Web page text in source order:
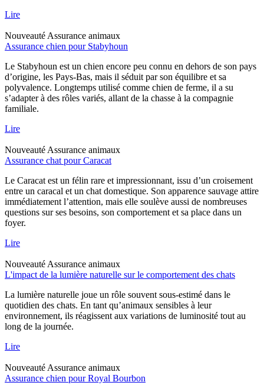
Lire
Nouveauté Assurance animaux
Assurance chien pour Stabyhoun
Le Stabyhoun est un chien encore peu connu en dehors de son pays
d’origine, les Pays-Bas, mais il séduit par son équilibre et sa
polyvalence. Longtemps utilisé comme chien de ferme, il a su
s’adapter à des rôles variés, allant de la chasse à la compagnie
familiale.
Lire
Nouveauté Assurance animaux
Assurance chat pour Caracat
Le Caracat est un félin rare et impressionnant, issu d’un croisement
entre un caracal et un chat domestique. Son apparence sauvage attire
immédiatement l’attention, mais elle soulève aussi de nombreuses
questions sur ses besoins, son comportement et sa place dans un
foyer.
Lire
Nouveauté Assurance animaux
L'impact de la lumière naturelle sur le comportement des chats
La lumière naturelle joue un rôle souvent sous-estimé dans le
quotidien des chats. En tant qu’animaux sensibles à leur
environnement, ils réagissent aux variations de luminosité tout au
long de la journée.
Lire
Nouveauté Assurance animaux
Assurance chien pour Royal Bourbon